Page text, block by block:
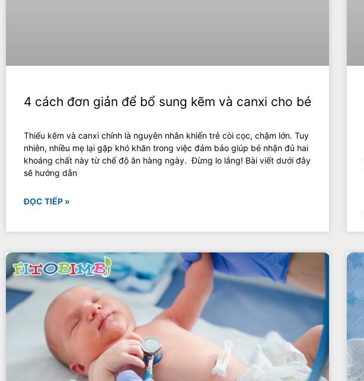
4 cách đơn giản để bổ sung kẽm và canxi cho bé
Thiếu kẽm và canxi chính là nguyên nhân khiến trẻ còi cọc, chậm lớn. Tuy
nhiên, nhiều mẹ lại gặp khó khăn trong việc đảm bảo giúp bé nhận đủ hai
khoáng chất này từ chế độ ăn hàng ngày. Đừng lo lắng! Bài viết dưới đây
sẽ hướng dẫn
ĐỌC TIẾP »